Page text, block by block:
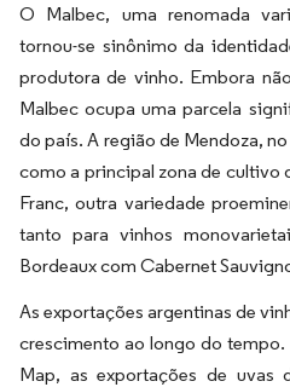
O Malbec, uma renomada
tornou-se sinônimo da
produtora de vinho. Embora
Malbec ocupa uma parcela
do país. A região de Mendoza,
como a principal zona de cultivo
Franc, outra variedade
tanto para vinhos
Bordeaux com Cabernet
As exportações argentinas de
crescimento ao longo do
Map, as exportações de uvas